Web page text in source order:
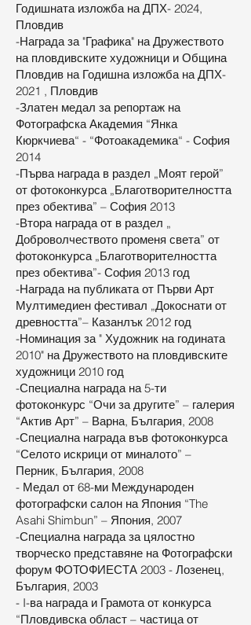
Годишната изложба на ДПХ- 2024,
Пловдив
-Награда за "Графика" на Дружеството
на пловдивските художници и Община
Пловдив на Годишна изложба на ДПХ-
2021 , Пловдив
-Златен медал за репортаж на
Фотографска Академия “Янка
Кюркчиева“ - “Фотоакадемика“ - София
2014
-Първа награда в раздел „Моят герой”
от фотоконкурса „Благотворителността
през обектива” – София 2013
-Втора награда от в раздел „
Доброволчеството променя света” от
фотоконкурса „Благотворителността
през обектива”- София 2013 год
-Награда на публиката от Първи Арт
Мултимедиен фестивал „Докоснати от
древността”– Казанлък 2012 год
-Номинация за " Художник на годината
2010" на Дружеството на пловдивските
художници 2010 год
-Специална награда на 5-ти
фотоконкурс “Очи за другите” – галерия
“Актив Арт” – Варна, България, 2008
-Специална награда във фотоконкурса
“Селото искрици от миналото” –
Перник, България, 2008
- Медал от 68-ми Международен
фотографски салон на Япония “The
Asahi Shimbun” – Япония, 2007
-Специална награда за цялостно
творческо представяне на Фотографски
форум ФОТОФИЕСТА 2003 - Лозенец,
България, 2003
- I-ва награда и Грамота от конкурса
“Пловдивска област – частица от